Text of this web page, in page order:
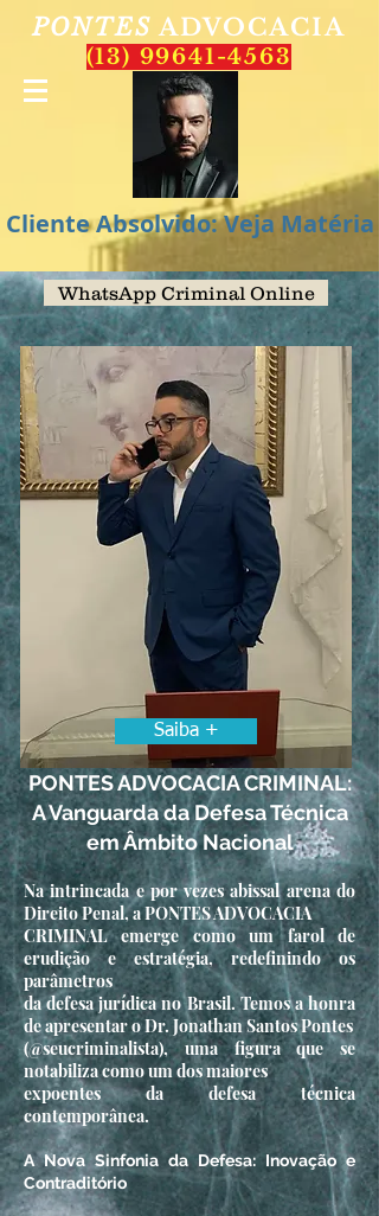
PONTES ADVOCACIA
(13) 99641-4563
Cliente Absolvido: Veja Matéria
WhatsApp Criminal Online
Saiba +
PONTES ADVOCACIA CRIMINAL:
A Vanguarda da Defesa Técnica
em Âmbito Nacional
Na intrincada e por vezes abissal arena do
Direito Penal, a PONTES ADVOCACIA
CRIMINAL emerge como um farol de
erudição e estratégia, redefinindo os
parâmetros
da defesa jurídica no Brasil. Temos a honra
de apresentar o Dr. Jonathan Santos Pontes
(@seucriminalista), uma figura que se
notabiliza como um dos maiores
expoentes da defesa técnica
contemporânea.
A Nova Sinfonia da Defesa: Inovação e
Contraditório